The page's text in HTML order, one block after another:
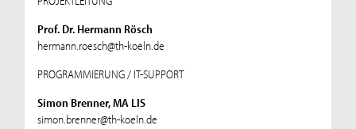
Prof. Dr. Hermann Rösch
hermann.roesch@th-koeln.de
PROGRAMMIERUNG / IT-SUPPORT
Simon Brenner, MA LIS
simon.brenner@th-koeln.de